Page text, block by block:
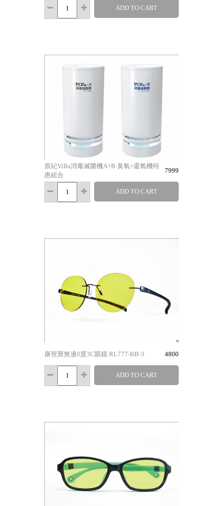
ADD TO CART
原紀ViBa消毒滅菌機A+B 臭氧+還氧機特
惠組合
7999
ADD TO CART
康視寶無邊0度3C眼鏡 RL777-BB-3 4800
ADD TO CART